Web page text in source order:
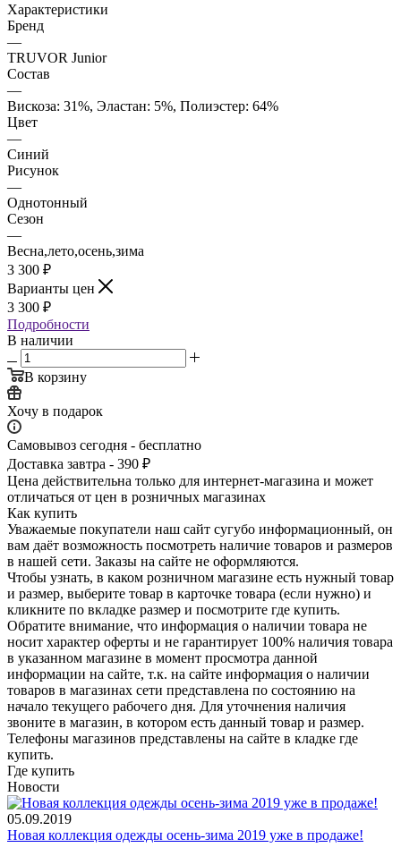
Характеристики
Бренд
—
TRUVOR Junior
Состав
—
Вискоза: 31%, Эластан: 5%, Полиэстер: 64%
Цвет
—
Синий
Рисунок
—
Однотонный
Сезон
—
Весна,лето,осень,зима
3 300 ₽
Варианты цен
3 300 ₽
Подробности
В наличии
В корзину
Хочу в подарок
Самовывоз сегодня - бесплатно
Доставка завтра - 390 ₽
Цена действительна только для интернет-магазина и может
отличаться от цен в розничных магазинах
Как купить
Уважаемые покупатели наш сайт сугубо инф­ормационный, он
вам даёт возможность пос­мотреть наличие това­ров и размеров
в наш­ей сети. Заказы на сайте не оформляются.
Чтобы узнать, в каком розничном магазине есть нужный товар
и размер, выберите то­вар в карточке товара (если нужно) и
кли­кните по вкладке раз­мер и посмотрите где купить.
Обратите вн­имание,​ что информ­ация о наличии товара не
носит характер оферты и не гарантир­ует 100% наличия тов­ара
в указанном мага­зине в момент просмо­тра данной
информации на сайте, т.к. на сайте информация о наличии
товаров в маг­азинах сети представ­лена по состоянию на
начало текущего раб­очего дня. Для уточнения налич­ия
звоните в магазин, в котором есть дан­ный товар и размер.
Телефоны магазинов представлены на сайте в кладке где
купить.
Где купить
Новости
05.09.2019
Новая коллекция одежды осень-зима 2019 уже в продаже!